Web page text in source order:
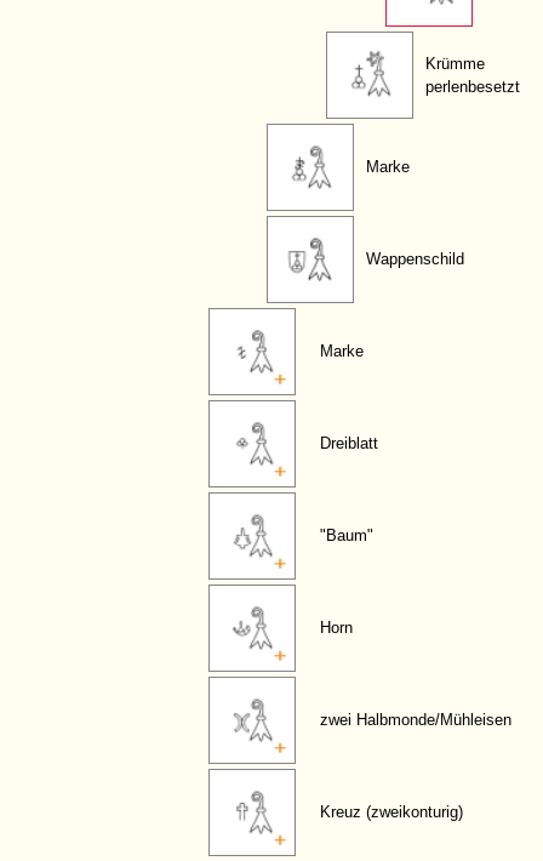
Krümme
perlenbesetzt
Marke
Wappenschild
Marke
Dreiblatt
"Baum"
Horn
zwei Halbmonde/Mühleisen
Kreuz (zweikonturig)